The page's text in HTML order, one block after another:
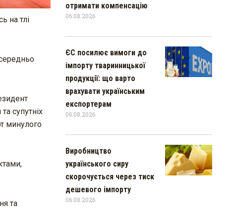
на тлі
супутніх
минулого
та
отримати компенсацію
06.08.2026
ЄС посилює вимоги до
імпорту тваринницької
продукції: що варто
врахувати українським
експортерам
06.08.2026
Виробництво
українського сиру
скорочується через тиск
дешевого імпорту
06.08.2026